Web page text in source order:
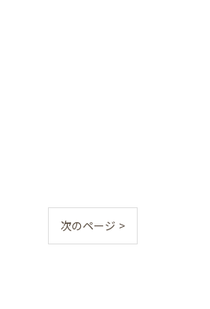
次のページ >